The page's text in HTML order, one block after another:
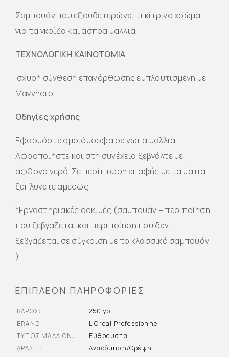
Σαμπουάν που εξουδετερώνει τι κίτρινο χρώμα,
για τα γκρίζα και άσπρα μαλλιά.
ΤΕΧΝΟΛΟΓΙΚΗ ΚΑΙΝΟΤΟΜΙΑ
Ισχυρή σύνθεση επανόρθωσης εμπλουτισμένη με
Μαγνήσιο.
Οδηγίες χρήσης
Εφαρμόστε ομοιόμορφα σε νωπά μαλλιά.
Αφροποιήστε και στη συνέχεια ξεβγάλτε με
άφθονο νερό. Σε περίπτωση επαφής με τα μάτια,
ξεπλύνετε αμέσως.
*Εργαστηριακές δοκιμές (σαμπουάν + περιποίηση
που ξεβγάζεται και περιποίηση που δεν
ξεβγάζεται σε σύγκριση με το κλασσικό σαμπουάν
).
ΕΠΙΠΛΈΟΝ ΠΛΗΡΟΦΟΡΊΕΣ
ΒΆΡΟΣ
250 γρ.
BRAND
L'Oréal Professionnel
ΤΎΠΟΣ ΜΑΛΛΙΏΝ
Εύθραυστα
ΔΡΆΣΗ
Αναδόμηση/Θρέψη